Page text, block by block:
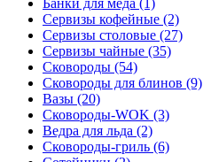
Сервизы кофейные (2)
Сервизы столовые (27)
Сервизы чайные (35)
Сковороды (54)
Сковороды для блинов (9)
Вазы (20)
Сковороды-WOK (3)
Ведра для льда (2)
Сковороды-гриль (6)